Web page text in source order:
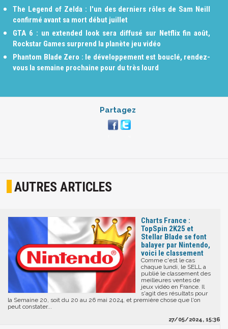
The Legend of Zelda : l'un des derniers rôles de Sam Neill
confirmé avant sa mort début juillet
GTA 6 : un extended look sera diffusé sur Netflix fin août,
Rockstar Games surprend la planète jeu vidéo
Phantom Blade Zero : le développement est bouclé, rendez-
vous la semaine prochaine pour du très lourd
Partagez
AUTRES ARTICLES
Charts France :
TopSpin 2K25 et
Stellar Blade se font
balayer par Nintendo,
voici le classement
Comme c'est le cas
chaque lundi, le SELL a
publié le classement des
meilleures ventes de
jeux vidéo en France. Il
s'agit des résultats pour
la Semaine 20, soit du 20 au 26 mai 2024, et première chose que l'on
peut constater...
27/05/2024, 15:36